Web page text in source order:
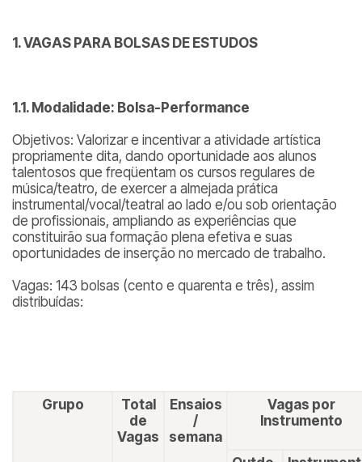
1. VAGAS PARA BOLSAS DE ESTUDOS
1.1. Modalidade: Bolsa-Performance
Objetivos: Valorizar e incentivar a atividade artística
propriamente dita, dando oportunidade aos alunos
talentosos que freqüentam os cursos regulares de
música/teatro, de exercer a almejada prática
instrumental/vocal/teatral ao lado e/ou sob orientação
de profissionais, ampliando as experiências que
constituirão sua formação plena efetiva e suas
oportunidades de inserção no mercado de trabalho.
Vagas: 143 bolsas (cento e quarenta e três), assim
distribuídas:
Grupo
Total
de
Vagas
Ensaios
/
semana
Vagas por
Instrumento